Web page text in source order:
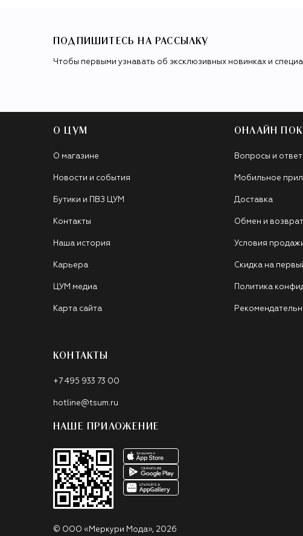
ПОДПИШИТЕСЬ НА РАССЫЛКУ
Чтобы первыми узнавать об эксклюзивных новинках и
О ЦУМ
О магазине
Новости и события
Бутики и ПВЗ ЦУМ
Контакты
Наша история
Карьера
ЦУМ медиа
Карта сайта
ОНЛАЙН
Вопросы и
Мобильное
Доставка
Обмен и возврат
Условия
Скидка на
Политика
КОНТАКТЫ
+7 495 933 73 00
hotline@tsum.ru
НАШЕ ПРИЛОЖЕНИЕ
© ООО «Меркури Мода», 2026